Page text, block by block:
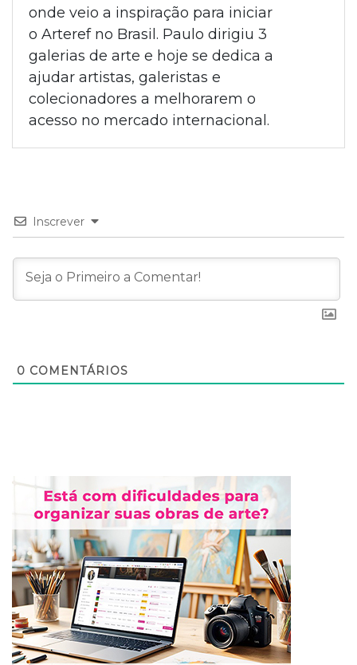
onde veio a inspiração para iniciar
o Arteref no Brasil. Paulo dirigiu 3
galerias de arte e hoje se dedica a
ajudar artistas, galeristas e
colecionadores a melhorarem o
acesso no mercado internacional.
Inscrever
0 COMENTÁRIOS